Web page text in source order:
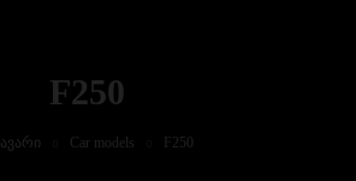
F250
Car models F250